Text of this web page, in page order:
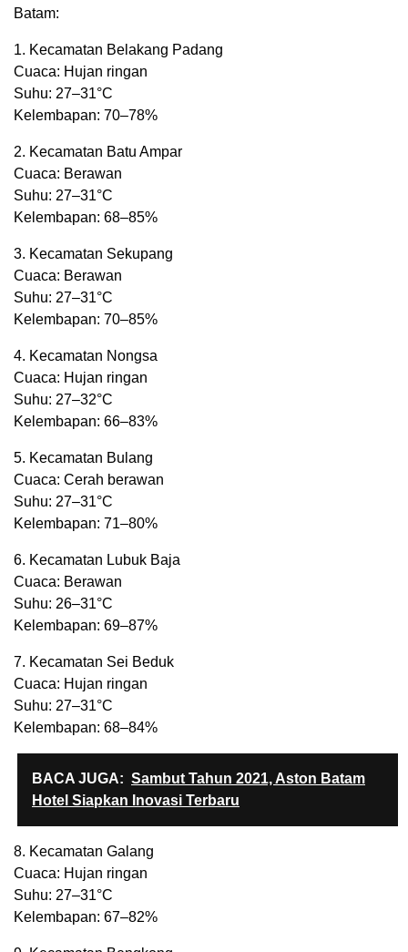
Batam:
1. Kecamatan Belakang Padang
Cuaca: Hujan ringan
Suhu: 27–31°C
Kelembapan: 70–78%
2. Kecamatan Batu Ampar
Cuaca: Berawan
Suhu: 27–31°C
Kelembapan: 68–85%
3. Kecamatan Sekupang
Cuaca: Berawan
Suhu: 27–31°C
Kelembapan: 70–85%
4. Kecamatan Nongsa
Cuaca: Hujan ringan
Suhu: 27–32°C
Kelembapan: 66–83%
5. Kecamatan Bulang
Cuaca: Cerah berawan
Suhu: 27–31°C
Kelembapan: 71–80%
6. Kecamatan Lubuk Baja
Cuaca: Berawan
Suhu: 26–31°C
Kelembapan: 69–87%
7. Kecamatan Sei Beduk
Cuaca: Hujan ringan
Suhu: 27–31°C
Kelembapan: 68–84%
BACA JUGA: Sambut Tahun 2021, Aston Batam
Hotel Siapkan Inovasi Terbaru
8. Kecamatan Galang
Cuaca: Hujan ringan
Suhu: 27–31°C
Kelembapan: 67–82%